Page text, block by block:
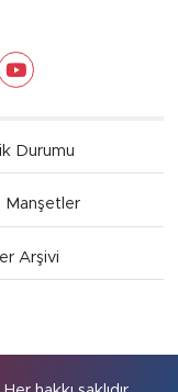
Durumu
Manşetler
Arşivi